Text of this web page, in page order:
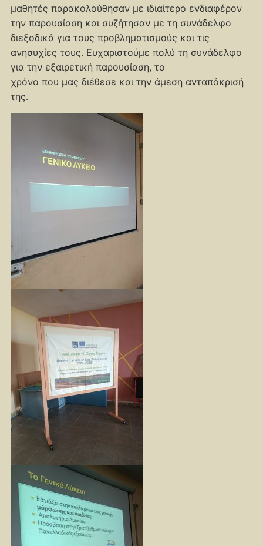
μαθητές παρακολούθησαν με ιδιαίτερο ενδιαφέρον
την παρουσίαση και συζήτησαν με τη συνάδελφο
διεξοδικά για τους προβληματισμούς και τις
ανησυχίες τους. Ευχαριστούμε πολύ τη συνάδελφο
για την εξαιρετική παρουσίαση, το
χρόνο που μας διέθεσε και την άμεση ανταπόκρισή
της.